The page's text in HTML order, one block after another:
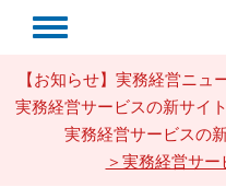
【お知らせ】実務経営ニュ
実務経営サービスの新サイ
実務経営サービスの
＞実務経営サ